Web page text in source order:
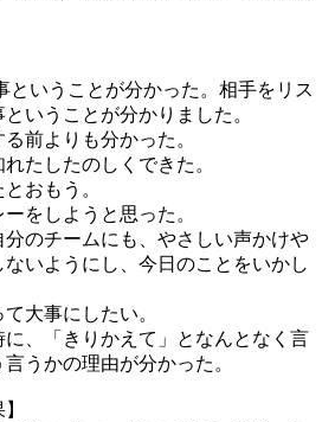
ということが分かった。相手をリス
いうことが分かりました。
前よりも分かった。
たしたのしくできた。
おもう。
をしようと思った。
分のチームにも、やさしい声かけや
いようにし、今日のことをいかし
大事にしたい。
に、「きりかえて」となんとなく言
うかの理由が分かった。